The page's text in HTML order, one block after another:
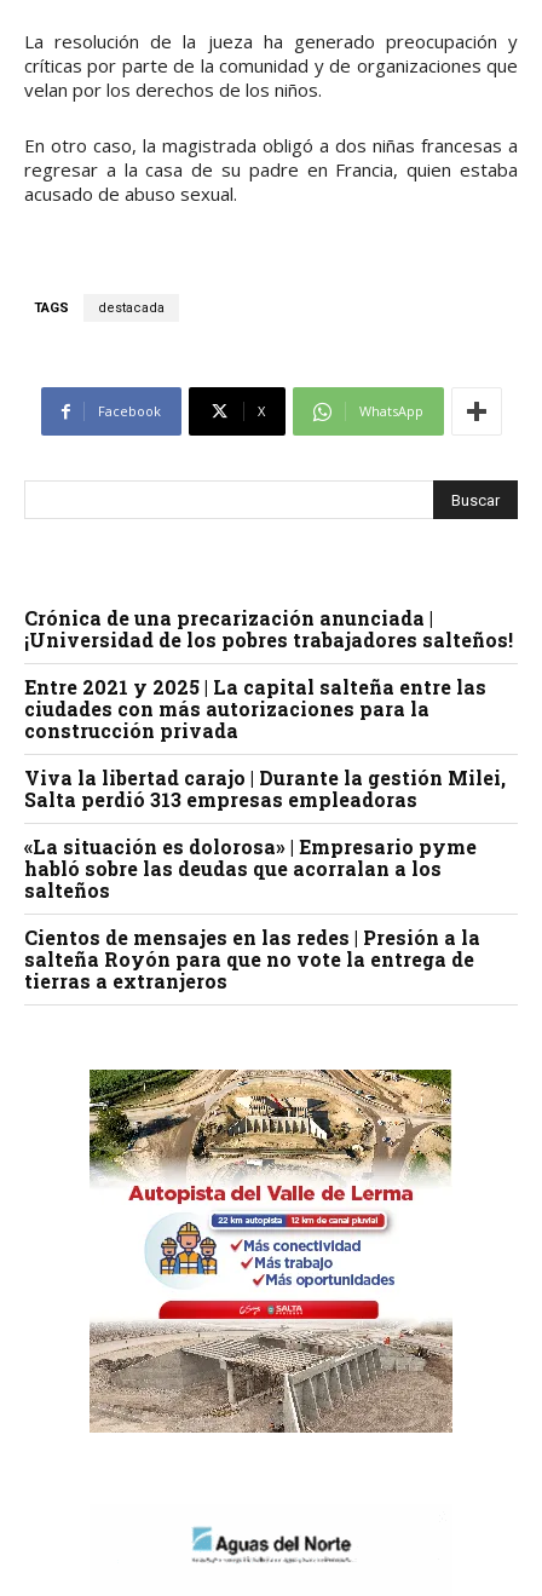
La resolución de la jueza ha generado preocupación y
críticas por parte de la comunidad y de organizaciones que
velan por los derechos de los niños.
En otro caso, la magistrada obligó a dos niñas francesas a
regresar a la casa de su padre en Francia, quien estaba
acusado de abuso sexual.
TAGS destacada
Facebook X WhatsApp
Crónica de una precarización anunciada |
¡Universidad de los pobres trabajadores salteños!
Entre 2021 y 2025 | La capital salteña entre las
ciudades con más autorizaciones para la
construcción privada
Viva la libertad carajo | Durante la gestión Milei,
Salta perdió 313 empresas empleadoras
«La situación es dolorosa» | Empresario pyme
habló sobre las deudas que acorralan a los
salteños
Cientos de mensajes en las redes | Presión a la
salteña Royón para que no vote la entrega de
tierras a extranjeros